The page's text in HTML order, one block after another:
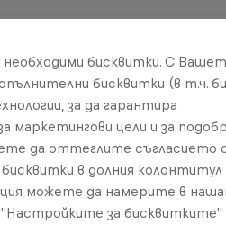
необходими бисквитки. С
бисквитки (в т.ч.
за да гарантира
маркетингови цели и за
да оттеглите съгласието
в долния колонтитул
можете да намерите в
"Настройките за бисквитките"